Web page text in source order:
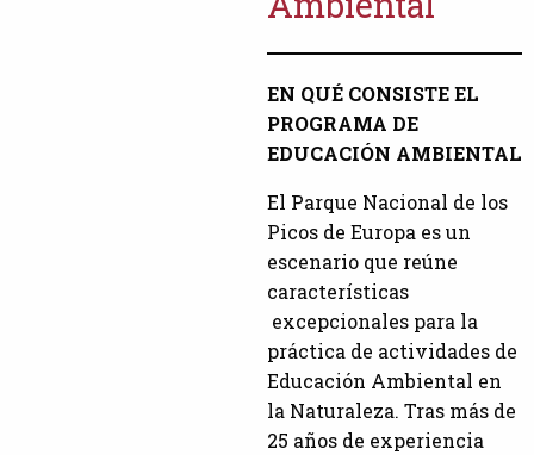
EN QUÉ CONSISTE EL
PROGRAMA DE
EDUCACIÓN AMBIENTAL
El Parque Nacional de los
Picos de Europa es un
escenario que reúne
características
excepcionales para la
práctica de actividades de
Educación Ambiental en
la Naturaleza. Tras más de
25 años de experiencia